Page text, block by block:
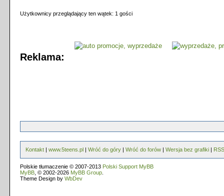
Użytkownicy przeglądający ten wątek: 1 gości
Reklama:
Kontakt | www.5teens.pl | Wróć do góry | Wróć do forów | Wersja bez grafiki | RSS
Polskie tłumaczenie © 2007-2013 Polski Support MyBB
MyBB , © 2002-2026 MyBB Group
Theme Design by WbDev